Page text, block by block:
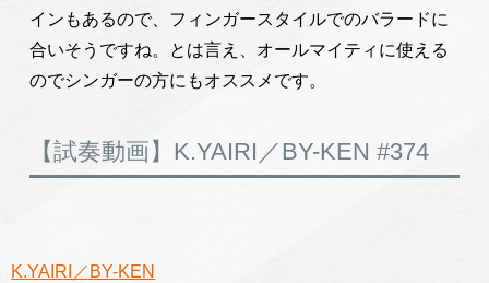
インもあるので、フィンガースタイルでのバラードに
合いそうですね。とは言え、オールマイティに使える
のでシンガーの方にもオススメです。
【試奏動画】K.YAIRI／BY-KEN #374
K.YAIRI／BY-KEN